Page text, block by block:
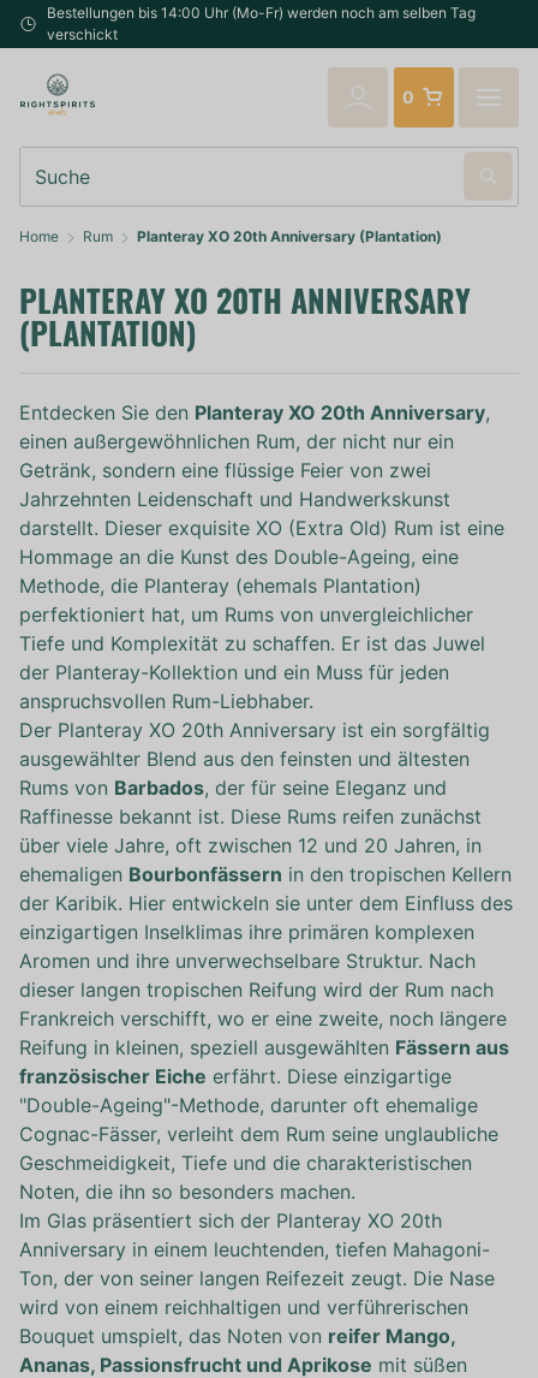
Bestellungen bis 14:00 Uhr (Mo-Fr) werden noch am selben Tag
verschickt
0
Home Rum Planteray XO 20th Anniversary (Plantation)
PLANTERAY XO 20TH ANNIVERSARY
(PLANTATION)
Entdecken Sie den Planteray XO 20th Anniversary,
einen außergewöhnlichen Rum, der nicht nur ein
Getränk, sondern eine flüssige Feier von zwei
Jahrzehnten Leidenschaft und Handwerkskunst
darstellt. Dieser exquisite XO (Extra Old) Rum ist eine
Hommage an die Kunst des Double-Ageing, eine
Methode, die Planteray (ehemals Plantation)
perfektioniert hat, um Rums von unvergleichlicher
Tiefe und Komplexität zu schaffen. Er ist das Juwel
der Planteray-Kollektion und ein Muss für jeden
anspruchsvollen Rum-Liebhaber.
Der Planteray XO 20th Anniversary ist ein sorgfältig
ausgewählter Blend aus den feinsten und ältesten
Rums von Barbados, der für seine Eleganz und
Raffinesse bekannt ist. Diese Rums reifen zunächst
über viele Jahre, oft zwischen 12 und 20 Jahren, in
ehemaligen Bourbonfässern in den tropischen Kellern
der Karibik. Hier entwickeln sie unter dem Einfluss des
einzigartigen Inselklimas ihre primären komplexen
Aromen und ihre unverwechselbare Struktur. Nach
dieser langen tropischen Reifung wird der Rum nach
Frankreich verschifft, wo er eine zweite, noch längere
Reifung in kleinen, speziell ausgewählten Fässern aus
französischer Eiche erfährt. Diese einzigartige
"Double-Ageing"-Methode, darunter oft ehemalige
Cognac-Fässer, verleiht dem Rum seine unglaubliche
Geschmeidigkeit, Tiefe und die charakteristischen
Noten, die ihn so besonders machen.
Im Glas präsentiert sich der Planteray XO 20th
Anniversary in einem leuchtenden, tiefen Mahagoni-
Ton, der von seiner langen Reifezeit zeugt. Die Nase
wird von einem reichhaltigen und verführerischen
Bouquet umspielt, das Noten von reifer Mango,
Ananas, Passionsfrucht und Aprikose mit süßen